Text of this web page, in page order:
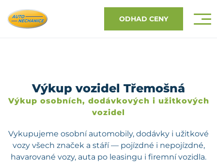
ODHAD CENY
Výkup vozidel Třemošná
Výkup osobních, dodávkových i užitkových
vozidel
Vykupujeme osobní automobily, dodávky i užitkové
vozy všech značek a stáří — pojízdné i nepojízdné,
havarované vozy, auta po leasingu i firemní vozidla.